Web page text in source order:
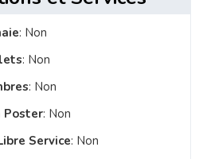
: Non
: Non
: Non
Poster: Non
Service: Non